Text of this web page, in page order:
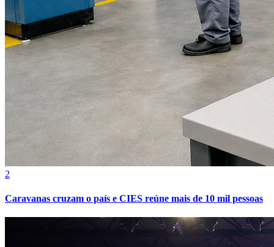
Botafogo
2
Caravanas cruzam o país e CIES reúne mais de 10 mil pessoas